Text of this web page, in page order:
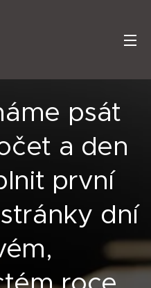
psát
a den
první
dní